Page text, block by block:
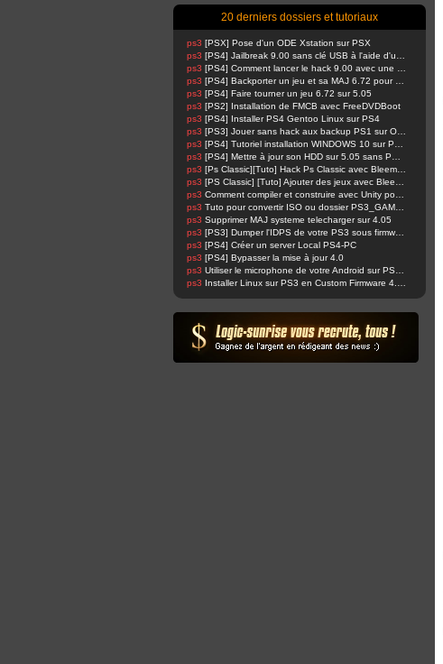
20 derniers dossiers et tutoriaux
ps3 [PSX] Pose d'un ODE Xstation sur PSX
ps3
ps3
ps3
ps3 [PS4] Faire tourner un jeu 6.72 sur 5.05
ps3 [PS2] Installation de FMCB avec FreeDVDBoot
ps3 [PS4] Installer PS4 Gentoo Linux sur PS4
ps3
ps3
ps3
ps3
ps3
ps3
ps3
ps3 Supprimer MAJ systeme telecharger sur 4.05
ps3
ps3 [PS4] Créer un server Local PS4-PC
ps3 [PS4] Bypasser la mise à jour 4.0
ps3
ps3